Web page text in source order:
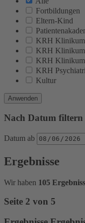
Fortbildungen
Eltern-Kind
KRH Klinikum
KRH Klinikum
KRH Klinikum
KRH
Kultur
Anwenden
Nach Datum filtern
Datum ab
Ergebnisse
Wir haben 105
Seite 2 von 5